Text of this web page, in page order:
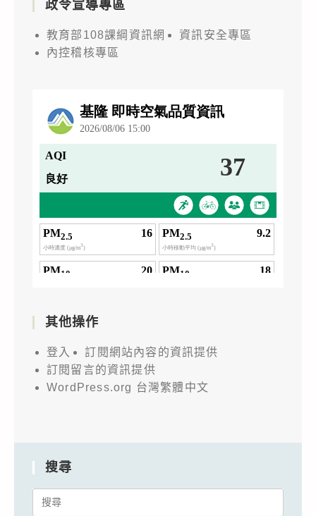
政令宣導專區
教育部108課綱資訊網
資訊安全專區
內控稽核專區
其他操作
登入
訂閱網站內容的資訊提供
訂閱留言的資訊提供
WordPress.org 台灣繁體中文
搜尋
Search